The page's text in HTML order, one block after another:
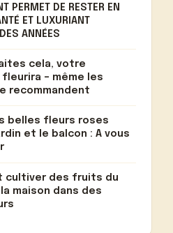
PERMET DE RESTER EN
ET LUXURIANT
ANNÉES
cela, votre
– même les
recommandent
belles fleurs roses
et le balcon : A vous
cultiver des fruits du
maison dans des